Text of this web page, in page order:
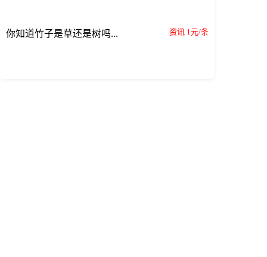
你知道竹子是草还是树吗... 资讯 1元/条